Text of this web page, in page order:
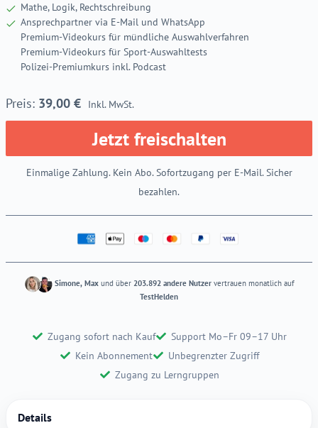
Mathe, Logik, Rechtschreibung
Ansprechpartner via E-Mail und WhatsApp
Premium-Videokurs für mündliche Auswahlverfahren
Premium-Videokurs für Sport-Auswahltests
Polizei-Premiumkurs inkl. Podcast
39,00 € Inkl. MwSt.
Jetzt freischalten
Einmalige Zahlung. Kein Abo. Sofortzugang per E-Mail. Sicher
bezahlen.
Simone, Maxund über 203.892 andere Nutzervertrauen monatlich auf
TestHelden
Zugang sofort nach Kauf
Support Mo–Fr 09–17 Uhr
Kein Abonnement
Unbegrenzter Zugriff
Zugang zu Lerngruppen
Details